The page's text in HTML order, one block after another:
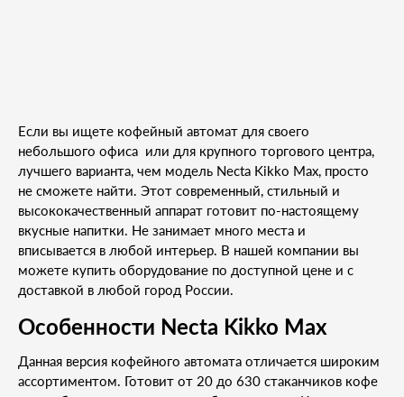
Если вы ищете кофейный автомат для своего
небольшого офиса или для крупного торгового центра,
лучшего варианта, чем модель Necta Kikko Max, просто
не сможете найти. Этот современный, стильный и
высококачественный аппарат готовит по-настоящему
вкусные напитки. Не занимает много места и
вписывается в любой интерьер. В нашей компании вы
можете купить оборудование по доступной цене и с
доставкой в любой город России.
Особенности Necta Kikko Max
Данная версия кофейного автомата отличается широким
ассортиментом. Готовит от 20 до 630 стаканчиков кофе